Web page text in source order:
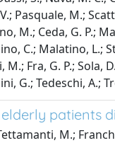
Pasquale, M.;
M.; Ceda, G. P.;
C.; Malatino, L.;
Fra, G. P.; Sola,
G.; Tedeschi, A.;
patients
M.;